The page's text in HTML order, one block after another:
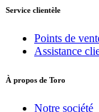
Service clientèle
Points de
Assistance
À propos de Toro
Notre société